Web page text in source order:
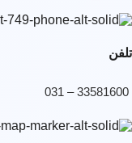
تلفن